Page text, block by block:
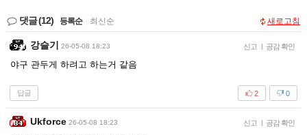
댓글(12) 등록순 최신순 새로고침
강슬기 26-05-08 18:23 신고 | 공감 확인
야구 관두게 하려고 하는거 같음
답글 0
2
Ukforce 26-05-08 18:23 신고 | 공감 확인